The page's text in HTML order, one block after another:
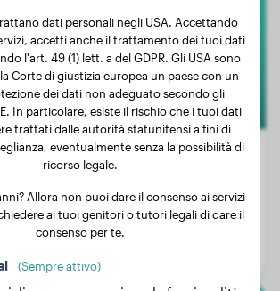
42 kg
11 anni, 1 mese
dati personali negli USA. Accettando
accetti anche il trattamento dei tuoi dati
l'art. 49 (1) lett. a del GDPR. Gli USA sono
Corte di giustizia europea un paese con un
dei dati non adeguato secondo gli
In particolare, esiste il rischio che i tuoi dati
trattati dalle autorità statunitensi a fini di
eventualmente senza la possibilità di
ricorso legale.
Allora non puoi dare il consenso ai servizi
ai tuoi genitori o tutori legali di dare il
consenso per te.
(Sempre attivo)